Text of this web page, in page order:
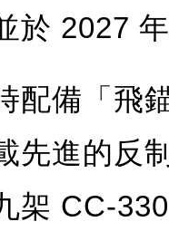
於 2027
配備「飛
先進的反
架 CC-